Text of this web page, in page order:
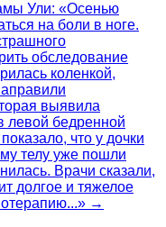
Ули: «Осенью
на боли в ноге.
обследование
коленкой,
выявила
левой бедренной
что у дочки
телу уже пошли
Врачи сказали,
долгое и тяжелое
→